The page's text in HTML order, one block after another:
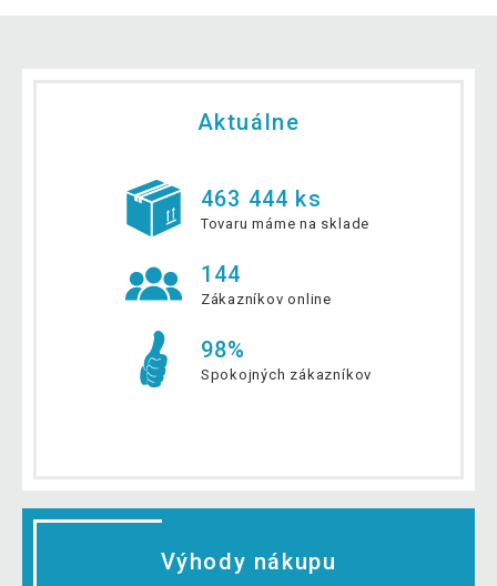
Aktuálne
463 444 ks
Tovaru máme na sklade
144
Zákazníkov online
98%
Spokojných zákazníkov
Výhody nákupu